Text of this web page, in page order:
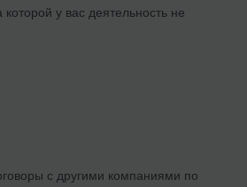
у вас деятельность не
с другими компаниями по